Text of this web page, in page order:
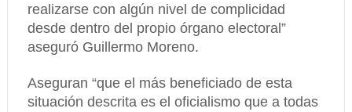
realizarse con algún nivel de complicidad
desde dentro del propio órgano electoral”
aseguró Guillermo Moreno.
Aseguran “que el más beneficiado de esta
situación descrita es el oficialismo que a todas